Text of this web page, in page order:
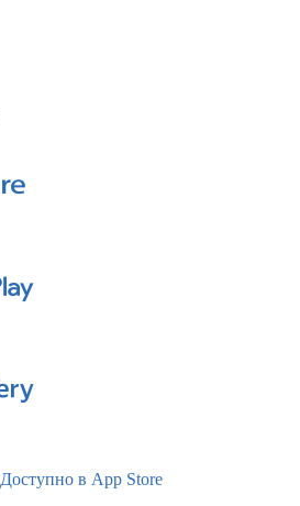
Доступно в App Store